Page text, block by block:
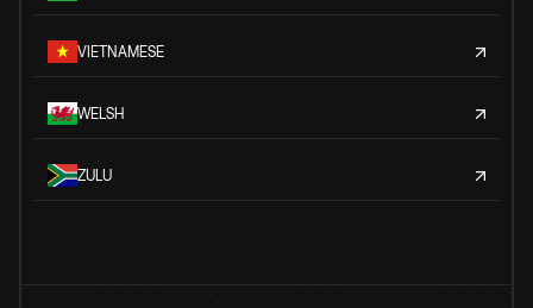
VIETNAMESE
WELSH
ZULU